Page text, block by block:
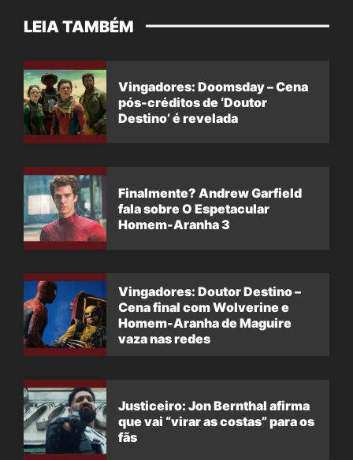
LEIA TAMBÉM
Vingadores: Doomsday – Cena
pós-créditos de ‘Doutor
Destino’ é revelada
Finalmente? Andrew Garfield
fala sobre O Espetacular
Homem-Aranha 3
Vingadores: Doutor Destino –
Cena final com Wolverine e
Homem-Aranha de Maguire
vaza nas redes
Justiceiro: Jon Bernthal afirma
que vai “virar as costas” para os
fãs